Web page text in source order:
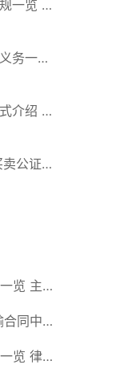
一览 律
务一览
绍 一
主
览 律